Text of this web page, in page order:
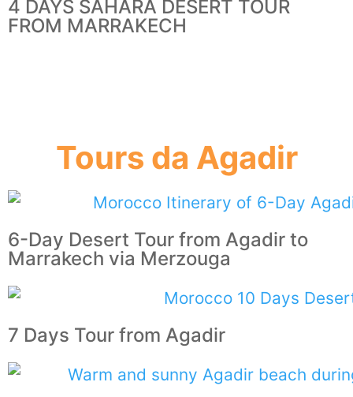
4 DAYS SAHARA DESERT TOUR
FROM MARRAKECH
Tours da Agadir
6-Day Desert Tour from Agadir to
Marrakech via Merzouga
7 Days Tour from Agadir